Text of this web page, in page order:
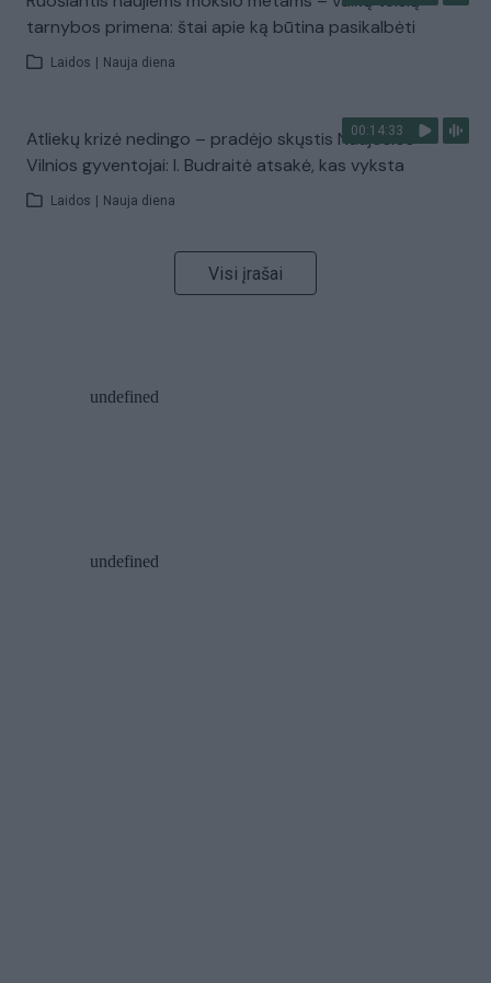
tarnybos primena: štai apie ką būtina pasikalbėti
Laidos Nauja diena
00:14:33
Atliekų krizė nedingo – pradėjo skųstis Naujosios
Vilnios gyventojai: I. Budraitė atsakė, kas vyksta
Laidos Nauja diena
Visi įrašai